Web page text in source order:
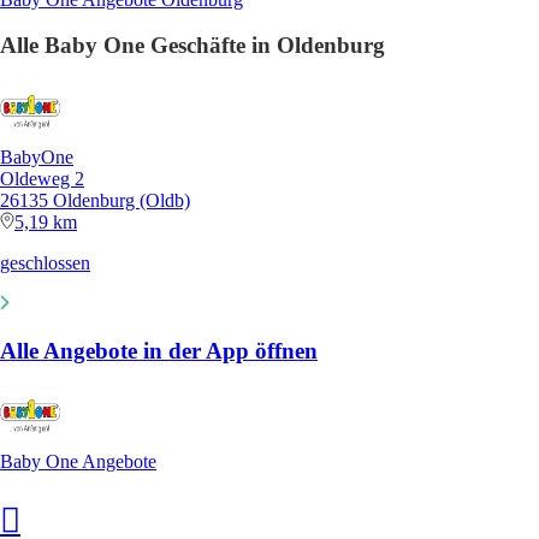
Alle Baby One Geschäfte in Oldenburg
BabyOne
Oldeweg 2
26135 Oldenburg (Oldb)
5,19 km
geschlossen
Alle Angebote in der App öffnen
Baby One Angebote